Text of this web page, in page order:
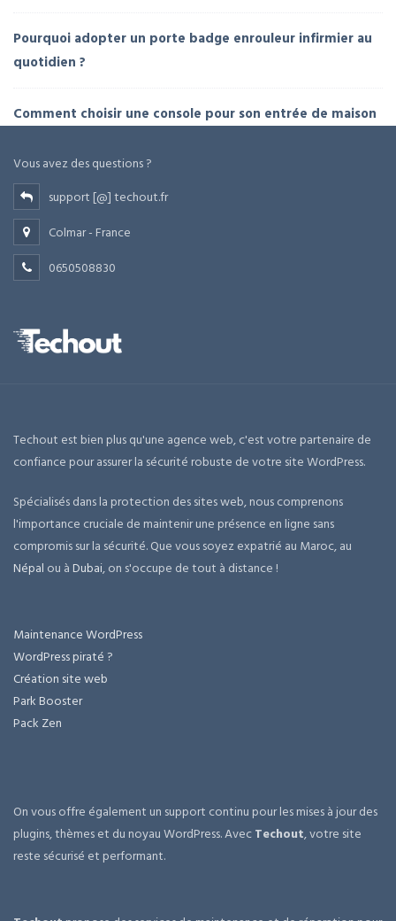
Pourquoi adopter un porte badge enrouleur infirmier au
quotidien ?
Comment choisir une console pour son entrée de maison
Vous avez des questions ?
support [@] techout.fr
Colmar - France
0650508830
Techout est bien plus qu'une agence web, c'est votre partenaire de
confiance pour assurer la sécurité robuste de votre site WordPress.
Spécialisés dans la protection des sites web, nous comprenons
l'importance cruciale de maintenir une présence en ligne sans
compromis sur la sécurité. Que vous soyez expatrié au Maroc, au
Népal ou àDubai, on s'occupe de tout à distance !
Maintenance WordPress
WordPress piraté ?
Création site web
Park Booster
Pack Zen
On vous offre également un support continu pour les mises à jour des
plugins, thèmes et du noyau WordPress. AvecTechout, votre site
reste sécurisé et performant.